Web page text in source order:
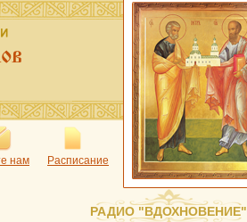
нам Расписание
РАДИО "ВДОХНОВЕНИЕ"